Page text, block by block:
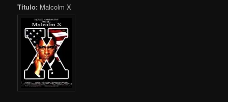
Título: Malcolm X